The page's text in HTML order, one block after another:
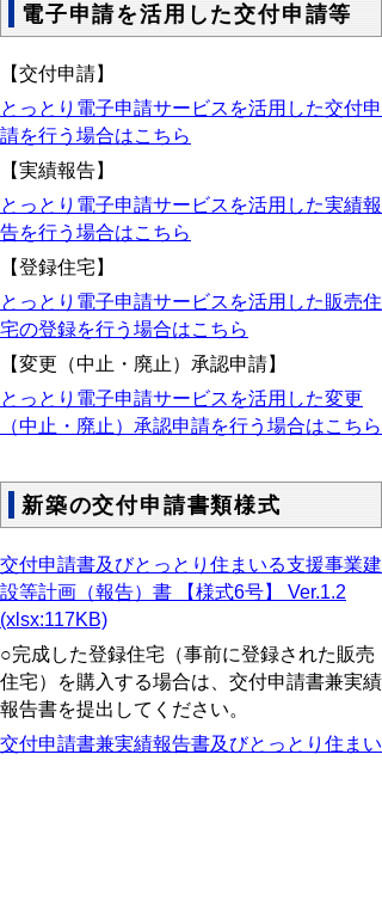
電子申請を活用した交付申請等
【交付申請】
とっとり電子申請サービスを活用した交付申
請を行う場合はこちら
【実績報告】
とっとり電子申請サービスを活用した実績報
告を行う場合はこちら
【登録住宅】
とっとり電子申請サービスを活用した販売住
宅の登録を行う場合はこちら
【変更（中止・廃止）承認申請】
とっとり電子申請サービスを活用した変更
（中止・廃止）承認申請を行う場合はこちら
新築の交付申請書類様式
交付申請書及びとっとり住まいる支援事業建
設等計画（報告）書 【様式6号】 Ver.1.2
(xlsx:117KB)
○完成した登録住宅（事前に登録された販売
住宅）を購入する場合は、交付申請書兼実績
報告書を提出してください。
交付申請書兼実績報告書及びとっとり住まい